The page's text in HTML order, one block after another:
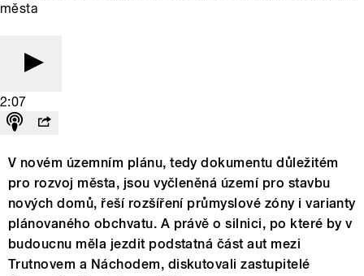
města
2:07
V novém územním plánu, tedy dokumentu důležitém
pro rozvoj města, jsou vyčleněná území pro stavbu
nových domů, řeší rozšíření průmyslové zóny i varianty
plánovaného obchvatu. A právě o silnici, po které by v
budoucnu měla jezdit podstatná část aut mezi
Trutnovem a Náchodem, diskutovali zastupitelé